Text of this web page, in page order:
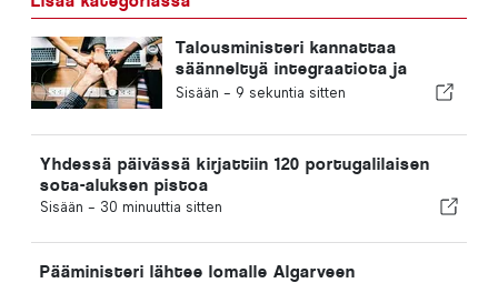
Talousministeri kannattaa
säänneltyä integraatiota ja
takaa maahanmuuttajille
Sisään - 9 sekuntia sitten
Yhdessä päivässä kirjattiin 120 portugalilaisen
sota-aluksen pistoa
Sisään - 30 minuuttia sitten
Pääministeri lähtee lomalle Algarveen